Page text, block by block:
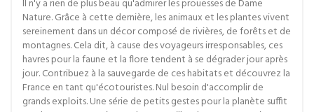
Il n'y a rien de plus beau qu'admirer les prouesses de Dame
Nature. Grâce à cette dernière, les animaux et les plantes vivent
sereinement dans un décor composé de rivières, de forêts et de
montagnes. Cela dit, à cause des voyageurs irresponsables, ces
havres pour la faune et la flore tendent à se dégrader jour après
jour. Contribuez à la sauvegarde de ces habitats et découvrez la
France en tant qu'écotouristes. Nul besoin d'accomplir de
grands exploits. Une série de petits gestes pour la planète suffit